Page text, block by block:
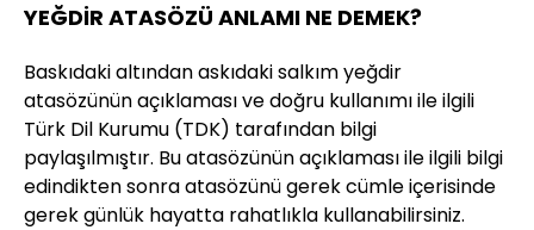
YEĞDİR ATASÖZÜ ANLAMI NE DEMEK?
Baskıdaki altından askıdaki salkım yeğdir
atasözünün açıklaması ve doğru kullanımı ile ilgili
Türk Dil Kurumu (TDK) tarafından bilgi
paylaşılmıştır. Bu atasözünün açıklaması ile ilgili bilgi
edindikten sonra atasözünü gerek cümle içerisinde
gerek günlük hayatta rahatlıkla kullanabilirsiniz.